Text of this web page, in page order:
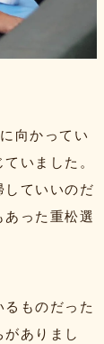
向かってい
いました。
ていいのだ
った重松選
るものだった
ありまし